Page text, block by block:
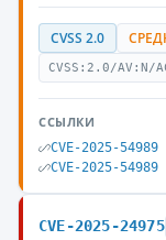
CVSS 2.0
CVSS:2.0/AV:N/
ССЫЛКИ
CVE-2025-54989
CVE-2025-54989
CVE-2025-24975